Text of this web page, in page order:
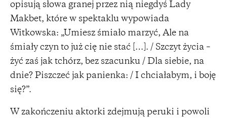
opisują słowa granej przez nią niegdyś Lady
Makbet, które w spektaklu wypowiada
Witkowska: „Umiesz śmiało marzyć, Ale na
śmiały czyn to już cię nie stać […]. / Szczyt życia –
żyć zaś jak tchórz, bez szacunku / Dla siebie, na
dnie? Piszczeć jak panienka: / I chciałabym, i boję
się?”.
W zakończeniu aktorki zdejmują peruki i powoli